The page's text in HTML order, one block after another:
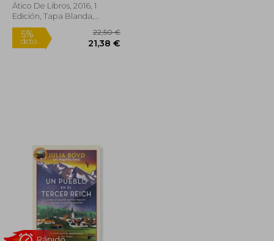
Ático De Libros, 2016, 1
Edición, Tapa Blanda,
Nuevo